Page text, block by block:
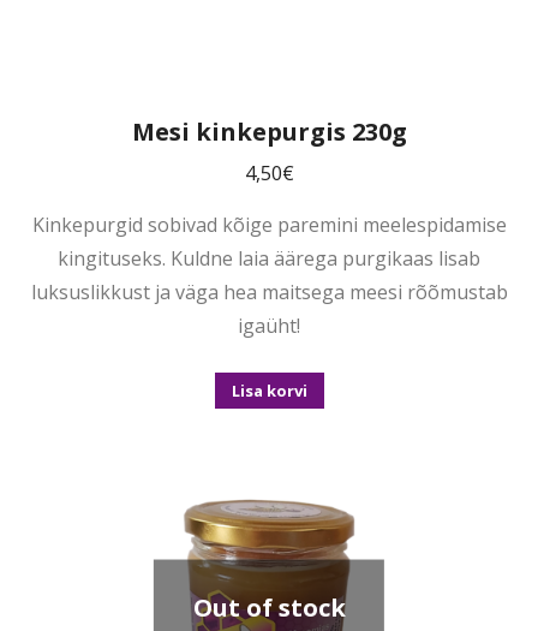
Mesi kinkepurgis 230g
4,50€
Kinkepurgid sobivad kõige paremini meelespidamise
kingituseks. Kuldne laia äärega purgikaas lisab
luksuslikkust ja väga hea maitsega meesi rõõmustab
igaüht!
Lisa korvi
Out of stock